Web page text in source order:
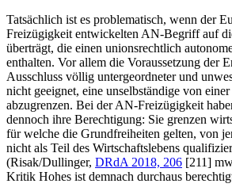
Tatsächlich ist es problematisch, wenn der
Freizügigkeit entwickelten AN-Begriff auf
überträgt, die einen unionsrechtlich
enthalten. Vor allem die Voraussetzung der
Ausschluss völlig untergeordneter und
nicht geeignet, eine unselbständige von
abzugrenzen. Bei der AN-Freizügigkeit
dennoch ihre Berechtigung: Sie grenzen
für welche die Grundfreiheiten gelten, von
nicht als Teil des Wirtschaftslebens
(Risak/Dullinger, DRdA 2018, 206 [211]
Kritik Hohes ist demnach durchaus